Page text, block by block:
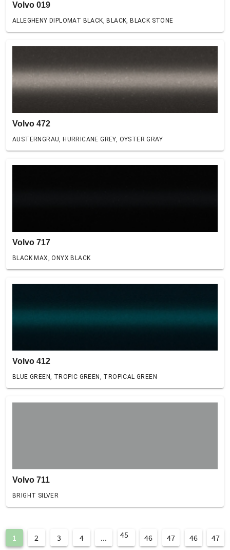
Volvo 019
ALLEGHENY DIPLOMAT BLACK, BLACK, BLACK STONE
Volvo 472
AUSTERNGRAU, HURRICANE GREY, OYSTER GRAY
Volvo 717
BLACK MAX, ONYX BLACK
Volvo 412
BLUE GREEN, TROPIC GREEN, TROPICAL GREEN
Volvo 711
BRIGHT SILVER
1 2 3 4 ... 45 46 47 46 47